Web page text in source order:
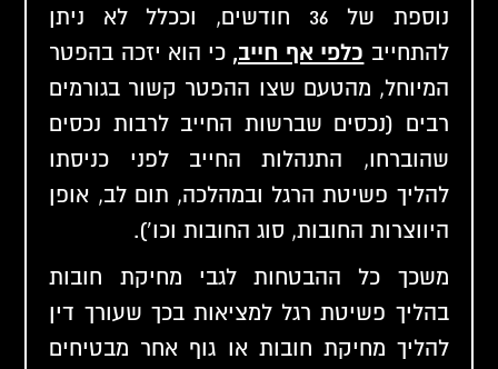
נוספת של 36 חודשים, וככלל לא ניתן
להתחייב כלפי אף חייב, כי הוא יזכה בהפטר
המיוחל, מהטעם שצו ההפטר קשור בגורמים
רבים (נכסים שברשות החייב לרבות נכסים
שהוברחו, התנהלות החייב לפני כניסתו
להליך פשיטת הרגל ובמהלכה, תום לב, אופן
היווצרות החובות, סוג החובות וכו').
משכך כל ההבטחות לגבי מחיקת חובות
בהליך פשיטת רגללמציאות בכך שעורך דין
להליך מחיקת חובות או גוף אחר מבטיחים